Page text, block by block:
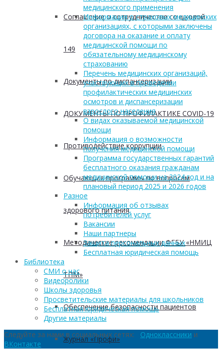
Соглашение о сотрудничестве со школой
149
Документы по диспансеризации
ДОКУМЕНТЫ ПО ПРОФИЛАКТИКЕ COVID-19
Противодействие коррупции
Обучающие программы по вопросам
здорового питания
Методические рекомендации ФГБУ «НМИЦ
ТПМ»
Обеспечение безопасности пациентов
Журнал «Профи»
медицинского применения
Информация о страховых медицинских
организациях, с которыми заключены
договора на оказание и оплату
медицинской помощи по
обязательному медицинскому
страхованию
Перечень медицинских организаций,
участвующих в проведении
профилактических медицинских
осмотров и диспансеризации
взрослого населения
О видах оказываемой медицинской
помощи
Информация о возможности
получения медицинской помощи
Программа государственных гарантий
бесплатного оказания гражданам
медицинской помощи на 2024 год и на
плановый период 2025 и 2026 годов
Разное
Информация об отзывах
потребителей услуг
Вакансии
Наши партнеры
Защита персональных данных
Бесплатная юридическая помощь
Библиотека
СМИ о нас
Видеоролики
Школы здоровья
Просветительские материалы для школьников
Бесплатная юридическая помощь
Другие материалы
Следуйте за нами в социальных сетях: Одноклассники и
ВКонтакте